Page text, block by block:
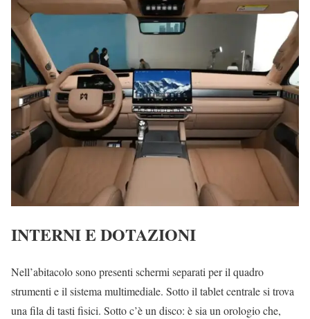
INTERNI E DOTAZIONI
Nell’abitacolo sono presenti schermi separati per il quadro
strumenti e il sistema multimediale. Sotto il tablet centrale si trova
una fila di tasti fisici. Sotto c’è un disco: è sia un orologio che,